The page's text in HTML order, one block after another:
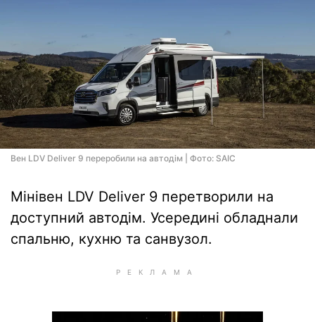
Вен LDV Deliver 9 переробили на автодім | Фото: SAIC
Мінівен LDV Deliver 9 перетворили на
доступний автодім. Усередині обладнали
спальню, кухню та санвузол.